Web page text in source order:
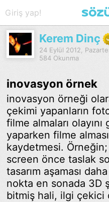
Giriş yap!
Kerem Dinç
24 Eylül 2012,
584 Okunma
inovasyon örnek
inovasyon örneği
çekimi yapanların
filme almaları
yaparken filme
kaydetmesi.
screen önce taslak
tasarım aşaması
nokta en sonada 3D
bitmiş hali, ilgi çekici